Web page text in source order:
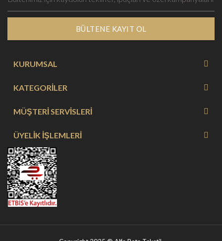
BÜLTENE KAYIT OL
KURUMSAL
KATEGORİLER
MÜŞTERİ SERVİSLERİ
ÜYELİK İŞLEMLERİ